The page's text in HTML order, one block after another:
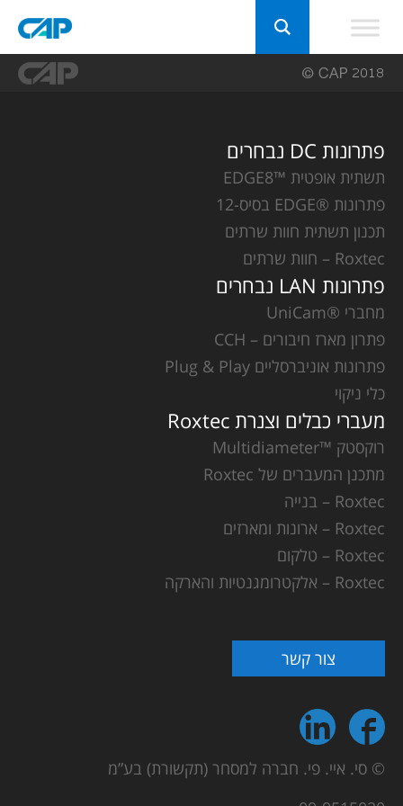
פתרונות DC נבחרים
תשתית אופטית ™EDGE8
פתרונות ®EDGE בסיס-12
תכנון תשתית חוות שרתים
Roxtec – חוות שרתים
פתרונות LAN נבחרים
מחברי ®UniCam
פתרון מארז חיבורים – CCH
פתרונות אוניברסליים Plug & Play
כלי ניקוי
מעברי כבלים וצנרת Roxtec
רוקסטק ™Multidiameter
מתכנן המעברים של Roxtec
Roxtec – בנייה
Roxtec – ארונות ומארזים
Roxtec – טלקום
Roxtec – אלקטרומגנטיות והארקה
צור קשר
© סי. איי. פי. חברה למסחר (תקשורת) בע”מ